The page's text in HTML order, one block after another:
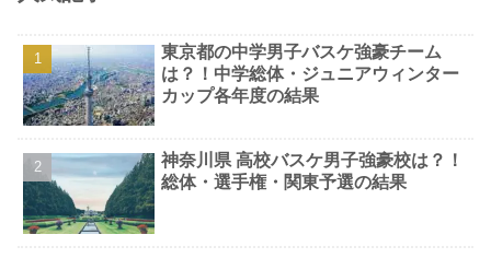
東京都の中学男子バスケ強豪チーム
は？！中学総体・ジュニアウィンター
カップ各年度の結果
神奈川県 高校バスケ男子強豪校は？！
総体・選手権・関東予選の結果